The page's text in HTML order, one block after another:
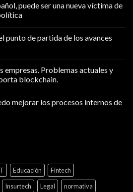
puede ser una nueva víctima de
punto de partida de los avances
empresas. Problemas actuales y
blockchain.
mejorar los procesos internos de
Educación
Fintech
Insurtech Legal normativa